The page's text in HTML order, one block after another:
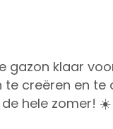
gazon klaar
creëren en te
hele zomer! ☀️